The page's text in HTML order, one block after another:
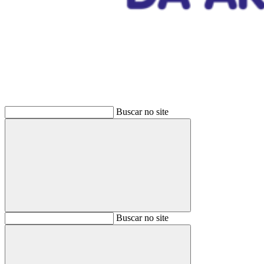
Buscar no site
BuscarBuscar no site